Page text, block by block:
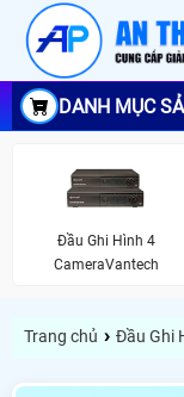
DANH MỤC
Đầu Ghi Hình 4
CameraVantech
Trang chủ › Đầu Ghi